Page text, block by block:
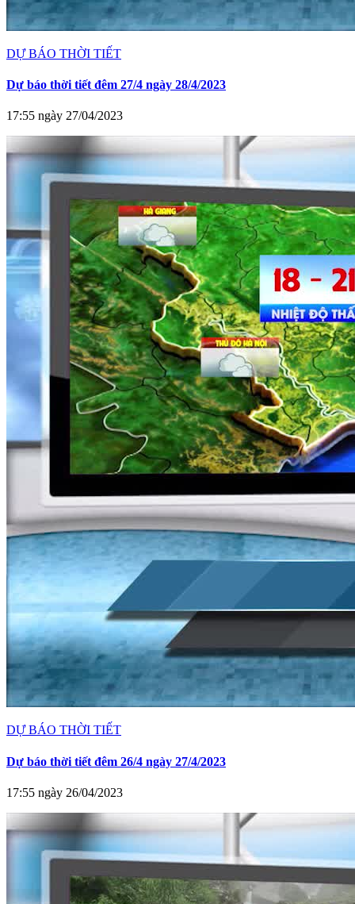
DỰ BÁO THỜI TIẾT
Dự báo thời tiết đêm 27/4 ngày 28/4/2023
17:55 ngày 27/04/2023
DỰ BÁO THỜI TIẾT
Dự báo thời tiết đêm 26/4 ngày 27/4/2023
17:55 ngày 26/04/2023